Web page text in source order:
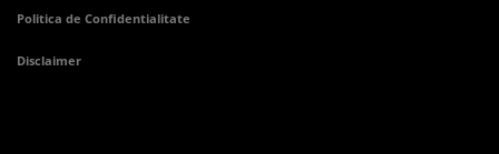
Politica de Confidentialitate
Disclaimer